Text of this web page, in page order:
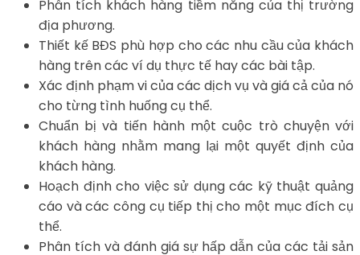
Phân tích khách hàng tiềm năng của thị trường
địa phương.
Thiết kế BĐS phù hợp cho các nhu cầu của khách
hàng trên các ví dụ thực tế hay các bài tập.
Xác định phạm vi của các dịch vụ và giá cả của nó
cho từng tình huống cụ thể.
Chuẩn bị và tiến hành một cuộc trò chuyện với
khách hàng nhằm mang lại một quyết định của
khách hàng.
Hoạch định cho việc sử dụng các kỹ thuật quảng
cáo và các công cụ tiếp thị cho một mục đích cụ
thể.
Phân tích và đánh giá sự hấp dẫn của các tải sản